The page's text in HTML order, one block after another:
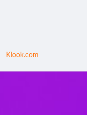
Klook.com